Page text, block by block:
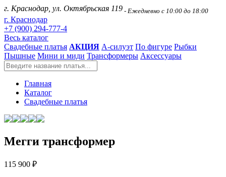
г. Краснодар, ул. Октябрьская 119 - Ежедневно с 10:00 до 18:00
г. Краснодар
+7 (900) 294-777-4
Весь каталог
Свадебные платья АКЦИЯ А-силуэт По фигуре Рыбки
Пышные Мини и миди Трансформеры Аксессуары
Главная
Каталог
Свадебные платья
Мегги трансформер
115 900 ₽